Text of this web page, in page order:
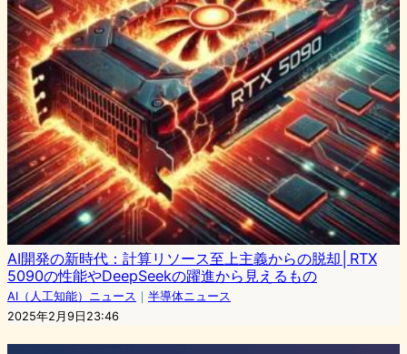
AI開発の新時代：計算リソース至上主義からの脱却│RTX
5090の性能やDeepSeekの躍進から見えるもの
AI（人工知能）ニュース ｜ 半導体ニュース
2025年2月9日23:46